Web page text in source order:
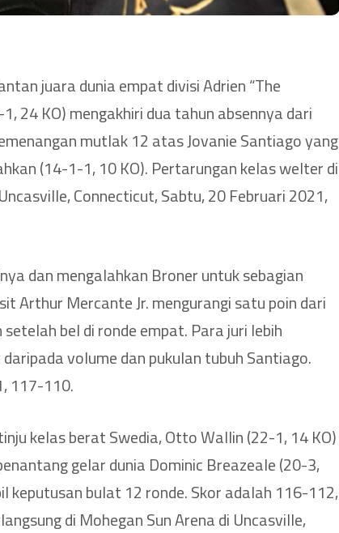
juara dunia empat divisi Adrien “The
24 KO) mengakhiri dua tahun absennya dari
mutlak 12 atas Jovanie Santiago yang
(14-1-1, 10 KO). Pertarungan kelas welter di
Connecticut, Sabtu, 20 Februari 2021,
dan mengalahkan Broner untuk sebagian
Arthur Mercante Jr. mengurangi satu poin dari
bel di ronde empat. Para juri lebih
volume dan pukulan tubuh Santiago.
117-110.
kelas berat Swedia, Otto Wallin (22-1, 14 KO)
gelar dunia Dominic Breazeale (20-3,
keputusan bulat 12 ronde. Skor adalah 116-112,
di Mohegan Sun Arena di Uncasville,